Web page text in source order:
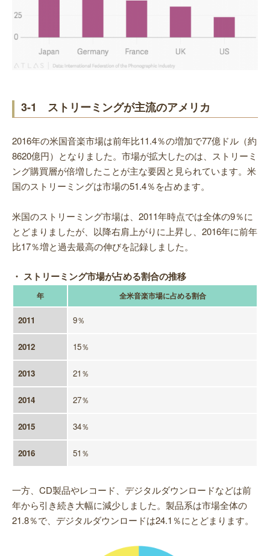
3-1 ストリーミングが主流のアメリカ
2016年の米国音楽市場は前年比11.4％の増加で77億ドル（約
8620億円）となりました。市場が拡大したのは、ストリーミ
ング購買層が倍増したことが主な要因と見られています。米
国のストリーミングは市場の51.4％を占めます。
米国のストリーミング市場は、2011年時点では全体の9％に
とどまりましたが、以降右肩上がりに上昇し、2016年に前年
比17％増と過去最高の伸びを記録しました。
・ ストリーミング市場が占める割合の推移
年 全米音楽市場に占める割合
2011 9％
2012 15％
2013 21％
2014 27％
2015 34％
2016 51％
一方、CD製品やレコード、デジタルダウンロードなどは前
年から引き続き大幅に減少しました。製品系は市場全体の
21.8％で、デジタルダウンロードは24.1％にとどまります。